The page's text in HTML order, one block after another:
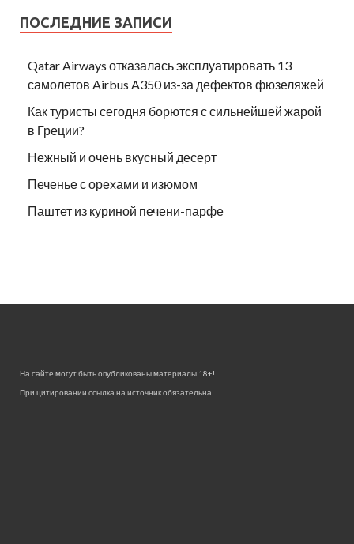
ПОСЛЕДНИЕ ЗАПИСИ
Qatar Airways отказалась эксплуатировать 13
самолетов Airbus A350 из-за дефектов фюзеляжей
Как туристы сегодня борются с сильнейшей жарой
в Греции?
Нежный и очень вкусный десерт
Печенье с орехами и изюмом
Паштет из куриной печени-парфе
На сайте могут быть опубликованы материалы 18+!
При цитировании ссылка на источник обязательна.